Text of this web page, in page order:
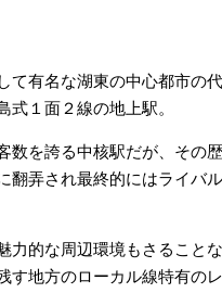
て有名な湖東の中心都市の
式１面２線の地上駅。
数を誇る中核駅だが、その
翻弄され最終的にはライバ
力的な周辺環境もさること
す地方のローカル線特有の